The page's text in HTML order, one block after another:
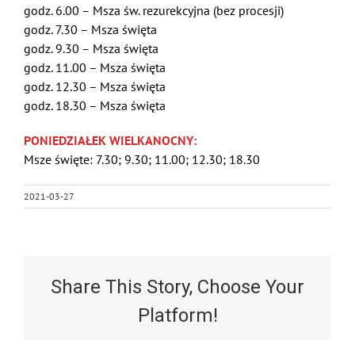
godz. 6.00 – Msza św. rezurekcyjna (bez procesji)
godz. 7.30 – Msza święta
godz. 9.30 – Msza święta
godz. 11.00 – Msza święta
godz. 12.30 – Msza święta
godz. 18.30 – Msza święta
PONIEDZIAŁEK WIELKANOCNY:
Msze święte: 7.30; 9.30; 11.00; 12.30; 18.30
2021-03-27
Share This Story, Choose Your
Platform!